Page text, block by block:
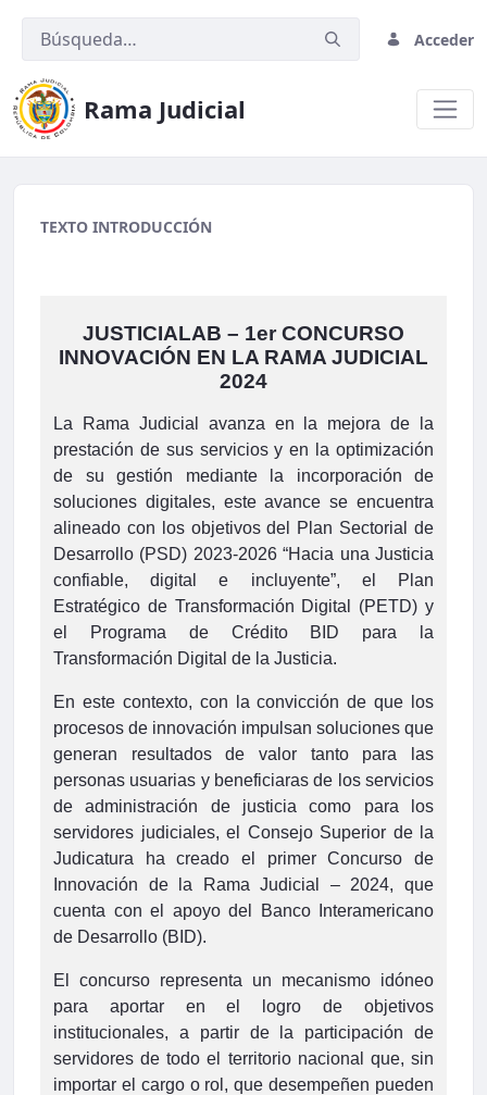
Acceder
Rama Judicial
migracion2
TEXTO INTRODUCCIÓN
JUSTICIALAB – 1er CONCURSO
INNOVACIÓN EN LA RAMA JUDICIAL
2024
La Rama Judicial avanza en la mejora de la
prestación de sus servicios y en la optimización
de su gestión mediante la incorporación de
soluciones digitales, este avance se encuentra
alineado con los objetivos del Plan Sectorial de
Desarrollo (PSD) 2023-2026 “Hacia una Justicia
confiable, digital e incluyente”, el Plan
Estratégico de Transformación Digital (PETD) y
el Programa de Crédito BID para la
Transformación Digital de la Justicia.
En este contexto, con la convicción de que los
procesos de innovación impulsan soluciones que
generan resultados de valor tanto para las
personas usuarias y beneficiaras de los servicios
de administración de justicia como para los
servidores judiciales, el Consejo Superior de la
Judicatura ha creado el primer Concurso de
Innovación de la Rama Judicial – 2024, que
cuenta con el apoyo del Banco Interamericano
de Desarrollo (BID).
El concurso representa un mecanismo idóneo
para aportar en el logro de objetivos
institucionales, a partir de la participación de
servidores de todo el territorio nacional que, sin
importar el cargo o rol, que desempeñen pueden